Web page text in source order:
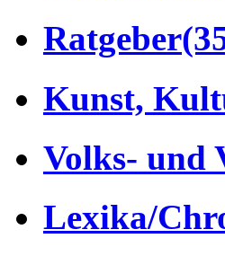
Ratgeber
Kunst,
Volks- und
Lexika/